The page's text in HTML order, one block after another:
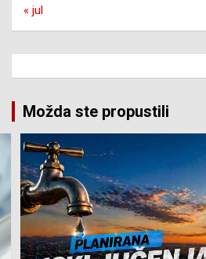
« jul
Možda ste propustili